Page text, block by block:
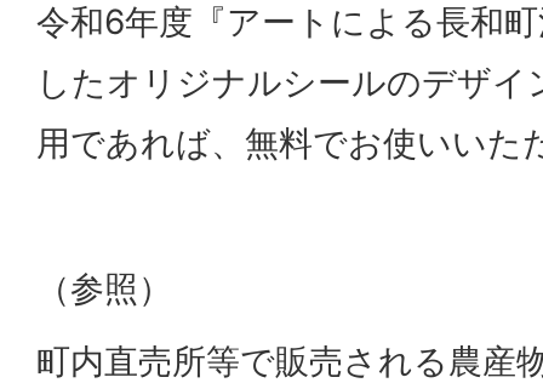
令和6年度『アートによる長和
したオリジナルシールのデザイ
用であれば、無料でお使いいた
（参照）
町内直売所等で販売される農産